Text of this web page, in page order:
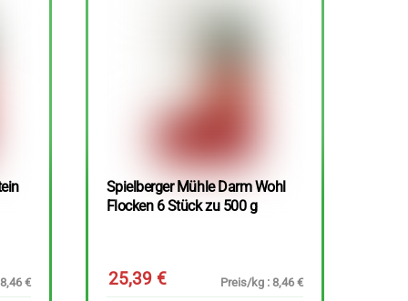
€
Spielberger Mühle Darm Wohl
Flocken 6 Stück zu 500 g
25,39€
Preis/kg : 8,46 €